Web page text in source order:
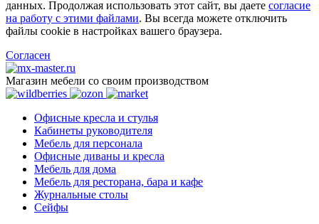
данных. Продолжая использовать этот сайт, вы даете согласие
на работу с этими файлами. Вы всегда можете отключить
файлы cookie в настройках вашего браузера.
Согласен
Магазин мебели со своим производством
Офисные кресла и стулья
Кабинеты руководителя
Мебель для персонала
Офисные диваны и кресла
Мебель для дома
Мебель для ресторана, бара и кафе
Журнальные столы
Сейфы